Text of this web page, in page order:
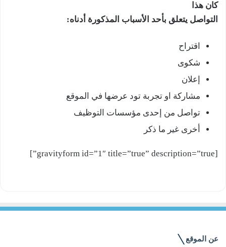
كان هذا
التواصل يتعلق بأحد الأسباب المذكورة أدناه:
اقتراح
شكوى
إعلان
مشاركة او تجربة تود عرضها في الموقع
تواصل من إحدى مؤسسات التوظيف
أخرى غير ما ذكر
[gravityform id=”1″ title=”true” description=”true”]
عن الموقع